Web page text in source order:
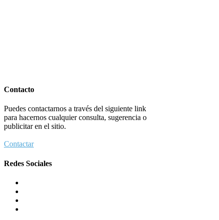
Contacto
Puedes contactarnos a través del siguiente link
para hacernos cualquier consulta, sugerencia o
publicitar en el sitio.
Contactar
Redes Sociales